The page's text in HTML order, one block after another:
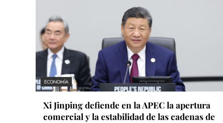
ECONOMÍA
Xi Jinping defiende en la APEC la apertura
comercial y la estabilidad de las cadenas de